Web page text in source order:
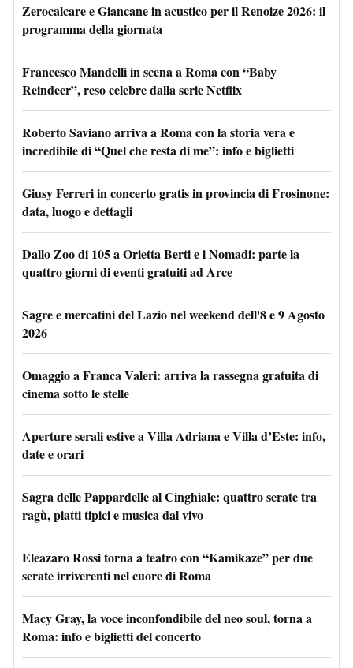
Zerocalcare e Giancane in acustico per il Renoize 2026: il
programma della giornata
Francesco Mandelli in scena a Roma con “Baby
Reindeer”, reso celebre dalla serie Netflix
Roberto Saviano arriva a Roma con la storia vera e
incredibile di “Quel che resta di me”: info e biglietti
Giusy Ferreri in concerto gratis in provincia di Frosinone:
data, luogo e dettagli
Dallo Zoo di 105 a Orietta Berti e i Nomadi: parte la
quattro giorni di eventi gratuiti ad Arce
Sagre e mercatini del Lazio nel weekend dell'8 e 9 Agosto
2026
Omaggio a Franca Valeri: arriva la rassegna gratuita di
cinema sotto le stelle
Aperture serali estive a Villa Adriana e Villa d’Este: info,
date e orari
Sagra delle Pappardelle al Cinghiale: quattro serate tra
ragù, piatti tipici e musica dal vivo
Eleazaro Rossi torna a teatro con “Kamikaze” per due
serate irriverenti nel cuore di Roma
Macy Gray, la voce inconfondibile del neo soul, torna a
Roma: info e biglietti del concerto